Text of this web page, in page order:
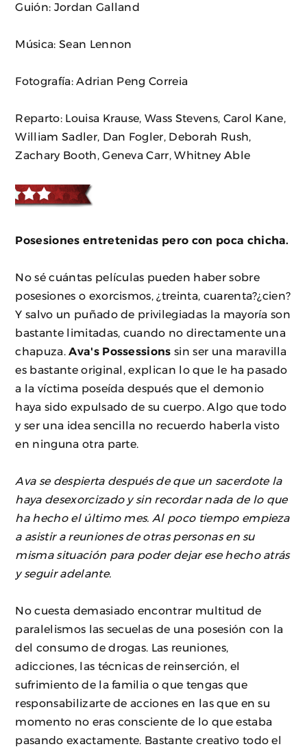
Guión: Jordan Galland
Música: Sean Lennon
Fotografía: Adrian Peng Correia
Reparto: Louisa Krause, Wass Stevens, Carol Kane,
William Sadler, Dan Fogler, Deborah Rush,
Zachary Booth, Geneva Carr, Whitney Able
Posesiones entretenidas pero con poca chicha.
No sé cuántas películas pueden haber sobre
posesiones o exorcismos, ¿treinta, cuarenta?¿cien?
Y salvo un puñado de privilegiadas la mayoría son
bastante limitadas, cuando no directamente una
chapuza. Ava's Possessions sin ser una maravilla
es bastante original, explican lo que le ha pasado
a la víctima poseída después que el demonio
haya sido expulsado de su cuerpo. Algo que todo
y ser una idea sencilla no recuerdo haberla visto
en ninguna otra parte.
Ava se despierta después de que un sacerdote la
haya desexorcizado y sin recordar nada de lo que
ha hecho el último mes. Al poco tiempo empieza
a asistir a reuniones de otras personas en su
misma situación para poder dejar ese hecho atrás
y seguir adelante.
No cuesta demasiado encontrar multitud de
paralelismos las secuelas de una posesión con la
del consumo de drogas. Las reuniones,
adicciones, las técnicas de reinserción, el
sufrimiento de la familia o que tengas que
responsabilizarte de acciones en las que en su
momento no eras consciente de lo que estaba
pasando exactamente. Bastante creativo todo el